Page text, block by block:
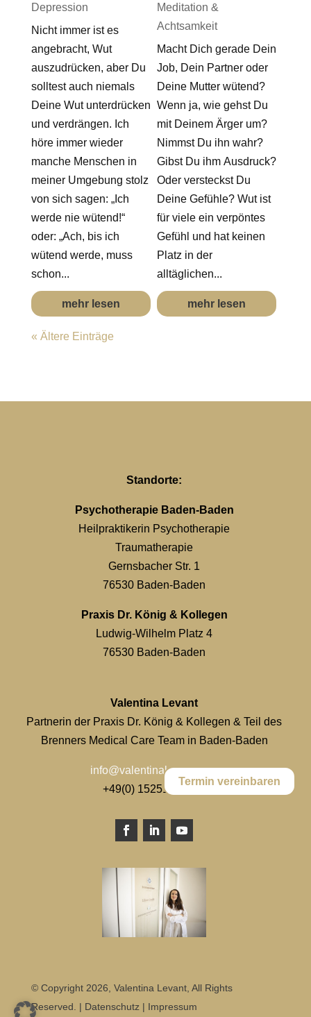
Depression
Nicht immer ist es
angebracht, Wut
auszudrücken, aber Du
solltest auch niemals
Deine Wut unterdrücken
und verdrängen. Ich
höre immer wieder
manche Menschen in
meiner Umgebung stolz
von sich sagen: „Ich
werde nie wütend!“
oder: „Ach, bis ich
wütend werde, muss
schon...
mehr lesen
Meditation &
Achtsamkeit
Macht Dich gerade Dein
Job, Dein Partner oder
Deine Mutter wütend?
Wenn ja, wie gehst Du
mit Deinem Ärger um?
Nimmst Du ihn wahr?
Gibst Du ihm Ausdruck?
Oder versteckst Du
Deine Gefühle? Wut ist
für viele ein verpöntes
Gefühl und hat keinen
Platz in der
alltäglichen...
mehr lesen
« Ältere Einträge
Standorte:
Psychotherapie Baden-Baden
Heilpraktikerin Psychotherapie
Traumatherapie
Gernsbacher Str. 1
76530 Baden-Baden
Praxis Dr. König & Kollegen
Ludwig-Wilhelm Platz 4
76530 Baden-Baden
Valentina Levant
Partnerin der Praxis Dr. König & Kollegen & Teil des
Brenners Medical Care Team in Baden-Baden
info@valentinalevant.com
+49(0) 15251047744
Termin vereinbaren
© Copyright 2026, Valentina Levant, All Rights
Reserved. | Datenschutz | Impressum